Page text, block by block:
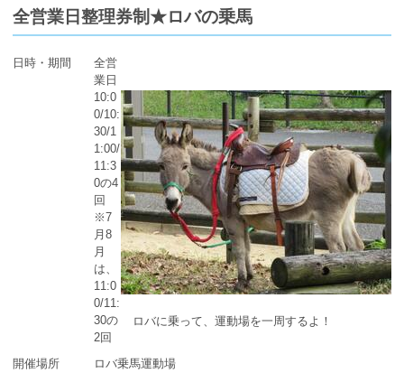
全営業日整理券制★ロバの乗馬
ロバに乗って、運動場を一周するよ！
日時・期間
全営
業日
10:0
0/10:
30/1
1:00/
11:3
0の4
回
※7
月8
月
は、
11:0
0/11:
30の
2回
開催場所
ロバ乗馬運動場